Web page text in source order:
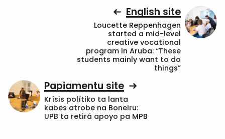
English site
Loucette Reppenhagen
started a mid-level
creative vocational
program in Aruba: “These
students mainly want to do
things”
Papiamentu site
Krísis polítiko ta lanta
kabes atrobe na Boneiru:
UPB ta retirá apoyo pa MPB